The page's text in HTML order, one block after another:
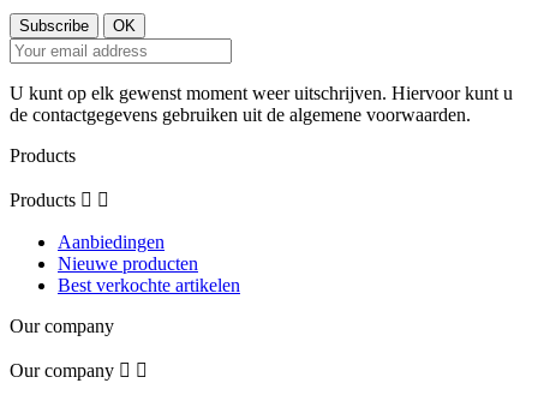
U kunt op elk gewenst moment weer uitschrijven. Hiervoor kunt u
de contactgegevens gebruiken uit de algemene voorwaarden.
Products
Products  
Aanbiedingen
Nieuwe producten
Best verkochte artikelen
Our company
Our company  